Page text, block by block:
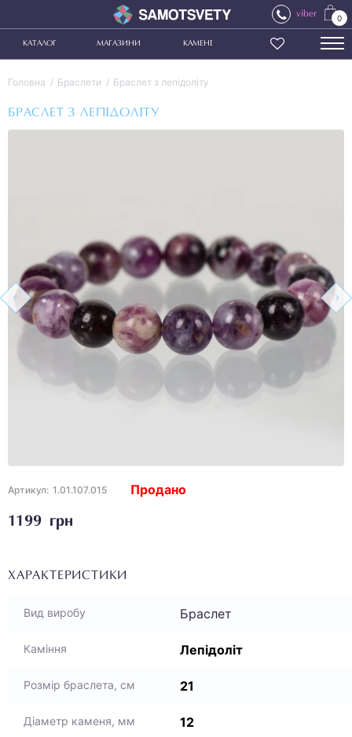
viber 0
КАТАЛОГ МАГАЗИНИ КАМЕНІ
Головна Браслети Браслет з лепідоліту
БРАСЛЕТ З ЛЕПІДОЛІТУ
Артикул: 1.01.107.015
1199 грн
Продано
ХАРАКТЕРИСТИКИ
Вид виробу Браслет
Каміння Лепідоліт
Розмір браслета, см 21
Діаметр каменя, мм 12